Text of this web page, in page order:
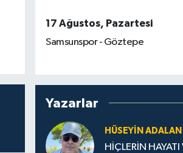
17 Ağustos, Pazartesi
Samsunspor - Göztepe
Yazarlar
HÜSEYIN ADALAN
HİÇLERİN HAYATI